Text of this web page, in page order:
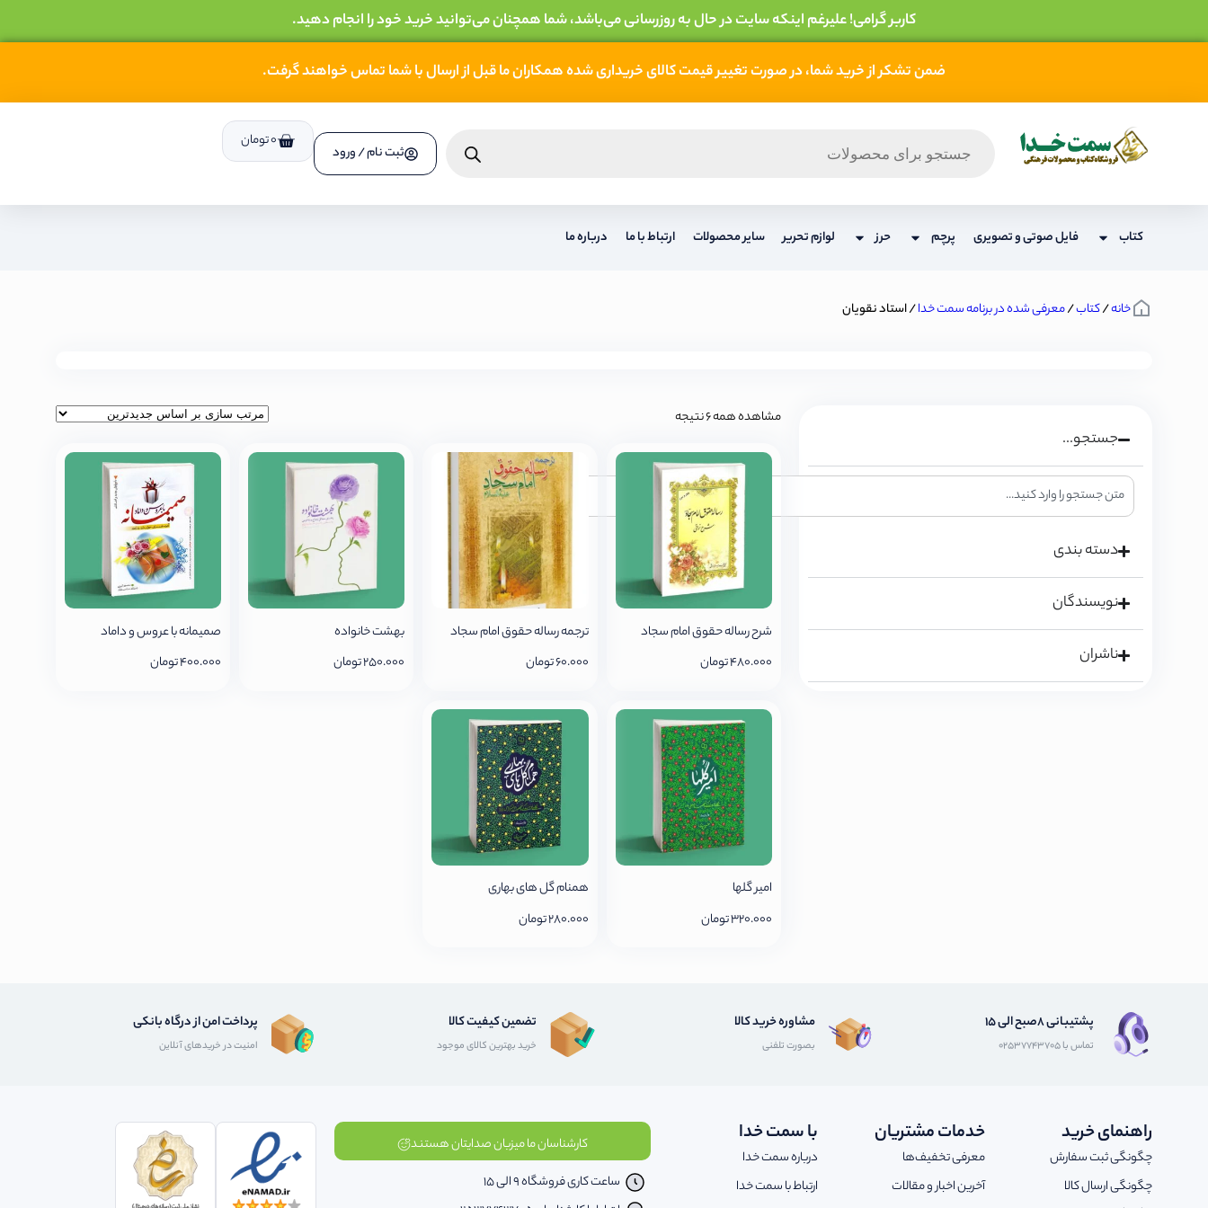
کاربر گرامی! علیرغم اینکه سایت در حال به روزرسانی می‌باشد، شما همچنان می‌توانید خرید خود را انجام دهید.
ضمن تشکر از خرید شما، در صورت تغییر قیمت کالای خریداری شده همکاران ما قبل از ارسال با شما تماس خواهند گرفت.
ثبت نام / ورود
0تومان
کتاب فایل صوتی و تصویری پرچم حرز لوازم تحریر سایر محصولات ارتباط با ما درباره ما
خانه/کتاب/معرفی شده در برنامه سمت خدا/ استاد نقویان
جستجو...
جستجو
دسته بندی
نویسندگان
ناشران
مشاهده همه 6 نتیجه
شرح رساله حقوق امام سجاد
480.000تومان
ترجمه رساله حقوق امام سجاد
60.000تومان
بهشت خانواده
250.000تومان
صمیمانه با عروس و داماد
400.000تومان
امیر گلها
320.000تومان
همنام گل های بهاری
280.000تومان
پشتیبانی 8صبح الی 15
تماس با 02537743705
مشاوره خرید کالا
بصورت تلفنی
تضمین کیفیت کالا
خرید بهترین کالای موجود
پرداخت امن از درگاه بانکی
امنیت در خریدهای آنلاین
راهنمای خرید
چگونگی ثبت سفارش
چگونگی ارسال کالا
خدمات مشتریان
معرفی تخفیف‌ها
آخرین اخبار و مقالات
با سمت خدا
درباره سمت خدا
ارتباط با سمت خدا
کارشناسان ما میزبان صدایتان هستند
ساعت کاری فروشگاه 9 الی 15